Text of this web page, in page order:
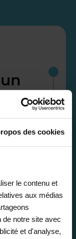
des cookies
le contenu et
aux médias
de notre site avec
et d'analyse,
une
sur
la